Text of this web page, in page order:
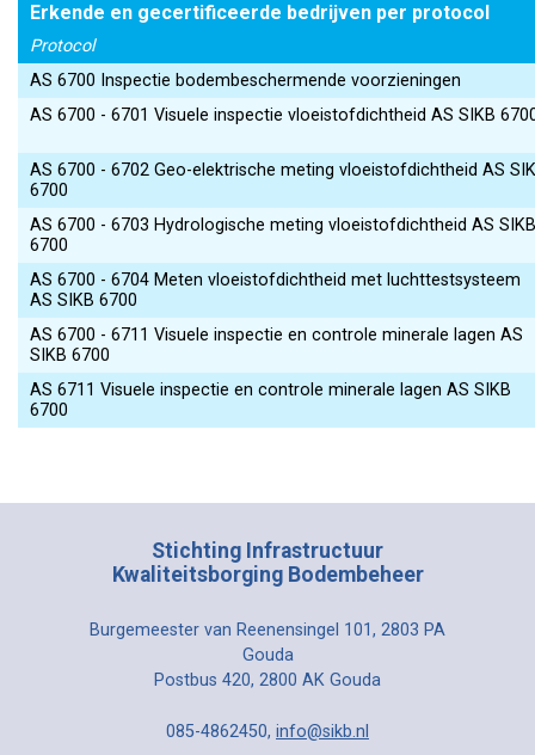
Erkende en gecertificeerde bedrijven per protocol
Protocol
AS 6700 Inspectie bodembeschermende voorzieningen
AS 6700 - 6701 Visuele inspectie vloeistofdichtheid AS SIKB
AS 6700 - 6702 Geo-elektrische meting vloeistofdichtheid AS
6700
AS 6700 - 6703 Hydrologische meting vloeistofdichtheid AS SIKB
6700
AS 6700 - 6704 Meten vloeistofdichtheid met luchttestsysteem
AS SIKB 6700
AS 6700 - 6711 Visuele inspectie en controle minerale lagen AS
SIKB 6700
AS 6711 Visuele inspectie en controle minerale lagen AS SIKB
6700
Stichting Infrastructuur
Kwaliteitsborging Bodembeheer
Burgemeester van Reenensingel 101, 2803 PA
Gouda
Postbus 420, 2800 AK Gouda
085-4862450, info@sikb.nl